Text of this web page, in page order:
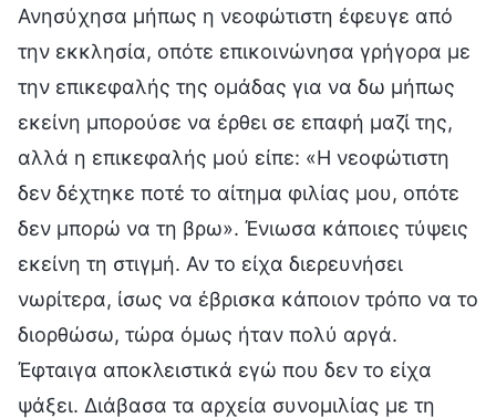
Ανησύχησα μήπως η νεοφώτιστη έφευγε από
την εκκλησία, οπότε επικοινώνησα γρήγορα με
την επικεφαλής της ομάδας για να δω μήπως
εκείνη μπορούσε να έρθει σε επαφή μαζί της,
αλλά η επικεφαλής μού είπε: «Η νεοφώτιστη
δεν δέχτηκε ποτέ το αίτημα φιλίας μου, οπότε
δεν μπορώ να τη βρω». Ένιωσα κάποιες τύψεις
εκείνη τη στιγμή. Αν το είχα διερευνήσει
νωρίτερα, ίσως να έβρισκα κάποιον τρόπο να το
διορθώσω, τώρα όμως ήταν πολύ αργά.
Έφταιγα αποκλειστικά εγώ που δεν το είχα
ψάξει. Διάβασα τα αρχεία συνομιλίας με τη